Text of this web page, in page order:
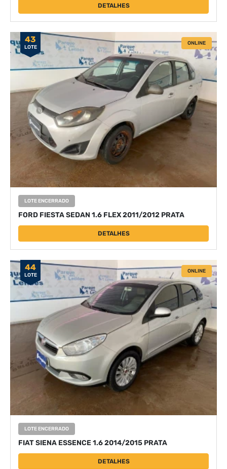
DETALHES
43
LOTE
ONLINE
LOTE ENCERRADO
FORD FIESTA SEDAN 1.6 FLEX 2011/2012 PRATA
DETALHES
44
LOTE
ONLINE
LOTE ENCERRADO
FIAT SIENA ESSENCE 1.6 2014/2015 PRATA
DETALHES